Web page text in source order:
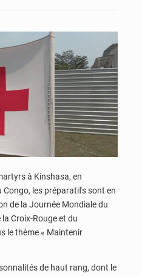
à Kinshasa, en
les préparatifs sont en
de la Journée Mondiale du
Croix-Rouge et du
le thème « Maintenir
de haut rang, dont le